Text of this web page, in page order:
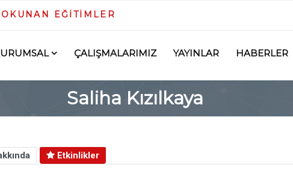
EĞİTİMLER
ÇALIŞMALARIMIZ YAYINLAR HABERLER
Saliha Kızılkaya
Etkinlikler